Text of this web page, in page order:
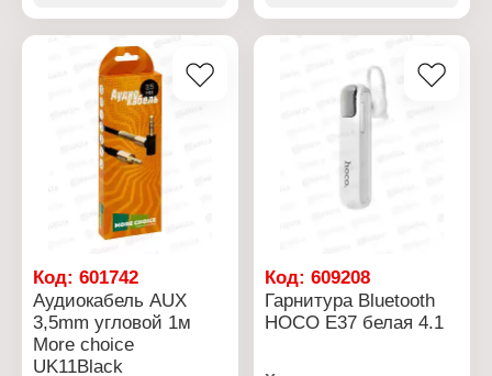
Цвет: красный
Материал оплетки: TPE
Материал коннектора:
алюминиевый сплав
Упаковка: в коробке
Материал оплетки: TPE
Материал коннектора:
алюминиевый сплав
Упаковка: в коробке
Код: 601742
Аудиокабель AUX
3,5mm угловой 1м
More choice
UK11Black
Код:609208
Гарнитура Bluetooth
HOCO E37 белая 4.1